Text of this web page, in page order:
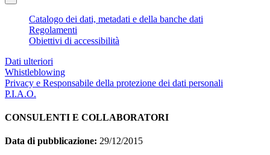
Catalogo dei dati, metadati e della banche dati
Regolamenti
Obiettivi di accessibilità
Dati ulteriori
Whistleblowing
Privacy e Responsabile della protezione dei dati personali
P.I.A.O.
CONSULENTI E COLLABORATORI
Data di pubblicazione: 29/12/2015